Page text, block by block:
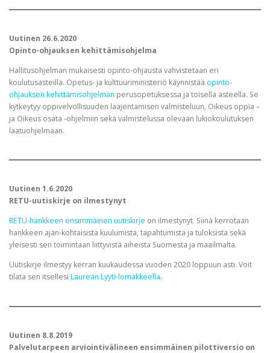
Uutinen 26.6.2020
Opinto-ohjauksen kehittämisohjelma
Hallitusohjelman mukaisesti opinto-ohjausta vahvistetaan eri
koulutusasteilla. Opetus- ja kulttuuriministeriö käynnistää opinto-
ohjauksen kehittämisohjelman perusopetuksessa ja toisella asteella. Se
kytkeytyy oppivelvollisuuden laajentamisen valmisteluun, Oikeus oppia –
ja Oikeus osata -ohjelmiin sekä valmistelussa olevaan lukiokoulutuksen
laatuohjelmaan.
Uutinen 1.6.2020
RETU-uutiskirje on ilmestynyt
RETU-hankkeen ensimmäinen uutiskirje on ilmestynyt. Siinä kerrotaan
hankkeen ajan-kohtaisista kuulumista, tapahtumista ja tuloksista sekä
yleisesti sen toimintaan liittyvistä aiheista Suomesta ja maailmalta.
Uutiskirje ilmestyy kerran kuukaudessa vuoden 2020 loppuun asti. Voit
tilata sen itsellesi Laurean Lyyti-lomakkeella.
Uutinen 8.8.2019
Palvelutarpeen arviointivälineen ensimmäinen pilottiversio on